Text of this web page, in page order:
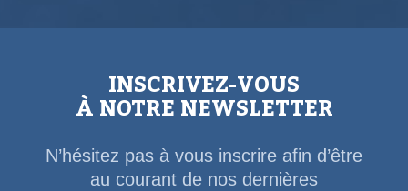
INSCRIVEZ-VOUS
À NOTRE NEWSLETTER
N’hésitez pas à vous inscrire afin d’être
au courant de nos dernières